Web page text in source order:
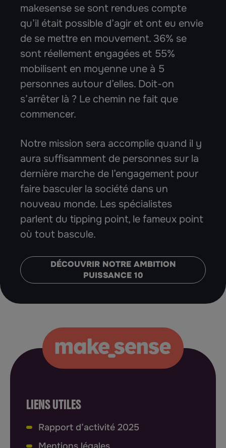
makesense se sont rendues compte
qu’il était possible d’agir et ont eu envie
de se mettre en mouvement. 36% se
sont réellement engagées et 55%
mobilisent en moyenne une à 5
personnes autour d’elles. Doit-on
s’arrêter là ? Le chemin ne fait que
commencer.
Notre mission sera accomplie quand il y
aura suffisamment de personnes sur la
dernière marche de l’engagement pour
faire basculer la société dans un
nouveau monde. Les spécialistes
parlent du tipping point, le fameux point
où tout bascule.
DÉCOUVRIR NOTRE AMBITION
PUISSANCE 10
LIENS UTILES
Rapport d’activité 2025